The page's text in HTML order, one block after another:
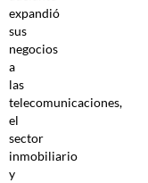
expandió
sus
negocios
a
las
telecomunicaciones,
el
sector
inmobiliario
y